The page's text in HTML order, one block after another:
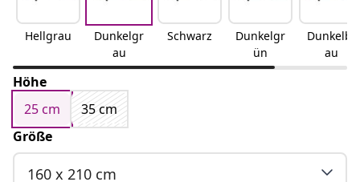
Hellgrau
Dunkelgr
au
Schwarz
Dunkelgr
ün
Dunkelbl
au
Höhe
25 cm
35 cm
Größe
160 x 210 cm